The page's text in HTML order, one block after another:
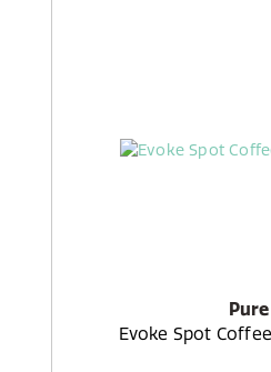
Pure
Evoke Spot